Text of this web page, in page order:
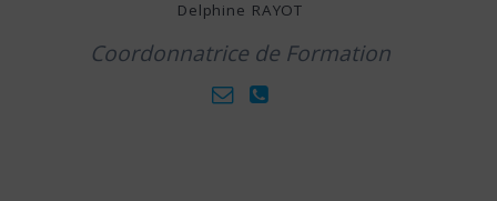
Delphine RAYOT
Coordonnatrice de Formation